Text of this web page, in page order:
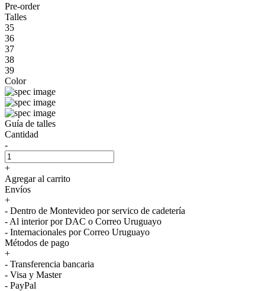
Pre-order
Talles
35
36
37
38
39
Color
Guía de talles
Cantidad
-
+
Agregar al carrito
Envíos
+
- Dentro de Montevideo por servico de cadetería
- Al interior por DAC o Correo Uruguayo
- Internacionales por Correo Uruguayo
Métodos de pago
+
- Transferencia bancaria
- Visa y Master
- PayPal